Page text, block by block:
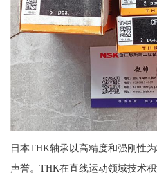
日本THK轴承以高精度和强刚性
声誉。THK在直线运动领域技术